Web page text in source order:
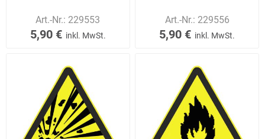
Art.-Nr.: 229553
5,90 € inkl. MwSt.
Art.-Nr.: 229556
5,90 € inkl. MwSt.